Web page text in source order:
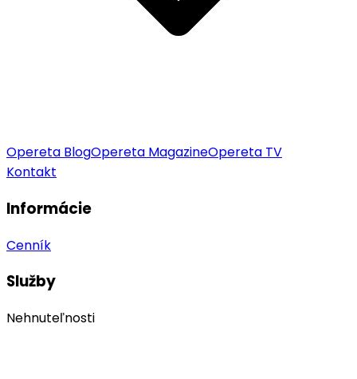
Opereta BlogOpereta MagazineOpereta TV
Kontakt
Informácie
Cenník
Služby
Nehnuteľnosti